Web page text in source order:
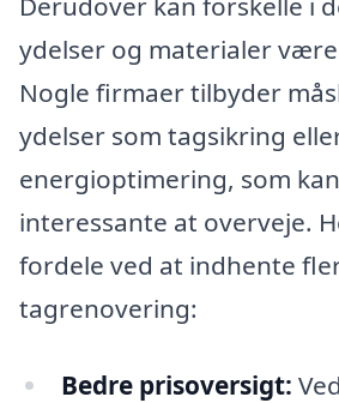
ydelser og materialer
Nogle firmaer tilbyder
ydelser som tagsikring
energioptimering, som
interessante at overveje.
fordele ved at indhente
tagrenovering:
Bedre prisoversigt: